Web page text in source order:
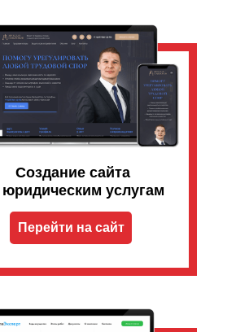
Создание сайта
юридическим услугам
Перейти на сайт